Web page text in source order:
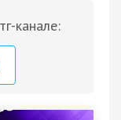
канале: